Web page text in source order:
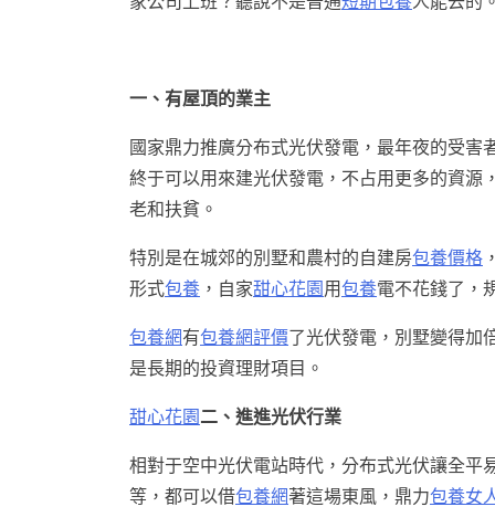
一、有屋頂的業主
國家鼎力推廣分布式光伏發電，最年夜的受
終于可以用來建光伏發電，不占用更多的資
老和扶貧。
特別是在城郊的別墅和農村的自建房包養價格
形式包養 ，自家甜心花園用包養電不花錢了，
包養網有包養網評價了光伏發電，別墅變得加
是長期的投資理財項目。
甜心花園二、進進光伏行業
相對于空中光伏電站時代，分布式光伏讓全平
等，都可以借包養網著這場東風，鼎力包養女